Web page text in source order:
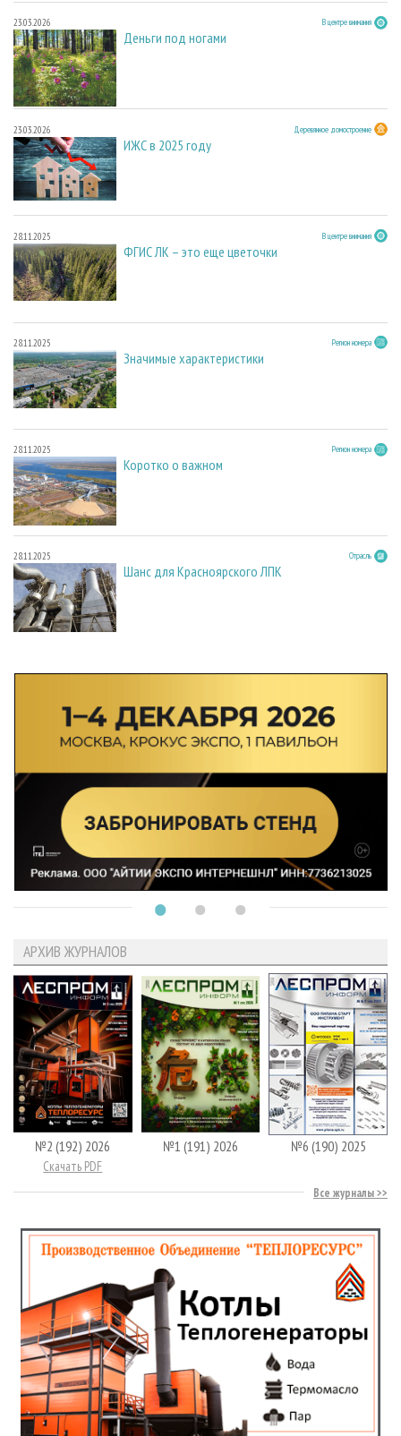
23.03.2026 В центре внимания
Деньги под ногами
23.03.2026 Деревянное домостроение
ИЖС в 2025 году
28.11.2025 В центре внимания
ФГИС ЛК – это еще цветочки
28.11.2025 Регион номера
Значимые характеристики
28.11.2025 Регион номера
Коротко о важном
28.11.2025 Отрасль
Шанс для Красноярского ЛПК
АРХИВ ЖУРНАЛОВ
№2 (192) 2026
Скачать PDF
№1 (191) 2026 №6 (190) 2025
Все журналы